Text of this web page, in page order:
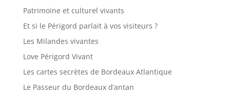
Patrimoine et culturel vivants
Et si le Périgord parlait à vos visiteurs ?
Les Milandes vivantes
Love Périgord Vivant
Les cartes secrètes de Bordeaux Atlantique
Le Passeur du Bordeaux d’antan